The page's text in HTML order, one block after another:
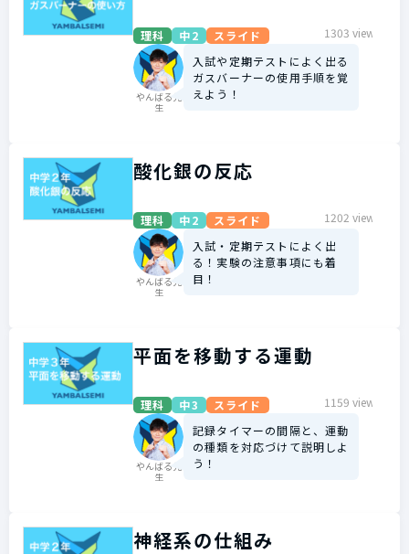
理科 中2 スライド 1303 view
やんばる先
生
入試や定期テストによく出る
ガスバーナーの使用手順を覚
えよう！
酸化銀の反応
理科 中2 スライド 1202 view
やんばる先
生
入試・定期テストによく出
る！実験の注意事項にも着
目！
平面を移動する運動
理科 中3 スライド 1159 view
やんばる先
生
記録タイマーの間隔と、運動
の種類を対応づけて説明しよ
う！
神経系の仕組み